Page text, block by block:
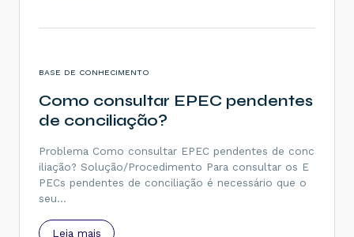
BASE DE CONHECIMENTO
Como consultar EPEC pendentes
de conciliação?
Problema Como consultar EPEC pendentes de conc
iliação? Solução/Procedimento Para consultar os E
PECs pendentes de conciliação é necessário que o
seu…
Leia mais